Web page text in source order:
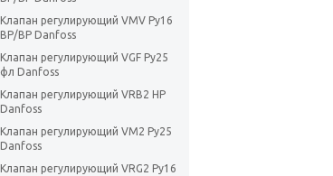
Клапан регулирующий VMV Ру16
ВР/ВР Danfoss
Клапан регулирующий VGF Ру25
фл Danfoss
Клапан регулирующий VRB2 НР
Danfoss
Клапан регулирующий VM2 Ру25
Danfoss
Клапан регулирующий VRG2 Ру16